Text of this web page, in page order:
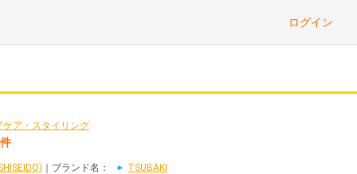
ログイン
ケア・スタイリング
｜ブランド名： TSUBAKI